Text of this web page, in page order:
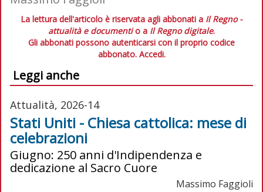
La lettura dell'articolo è riservata agli abbonati a Il Regno -
attualità e documentio a Il Regno digitale.
Gli abbonati possono autenticarsi con il proprio codice
abbonato. Accedi.
Leggi anche
Attualità, 2026-14
Stati Uniti - Chiesa cattolica: mese di
celebrazioni
Giugno: 250 anni d'Indipendenza e
dedicazione al Sacro Cuore
Massimo Faggioli